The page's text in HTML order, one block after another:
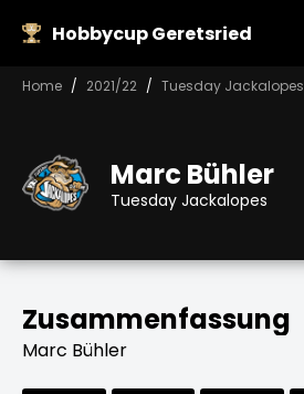
Hobbycup Geretsried
Home 2021/22 Tuesday Jackalopes
Marc Bühler
Tuesday Jackalopes
Zusammenfassung
Marc Bühler